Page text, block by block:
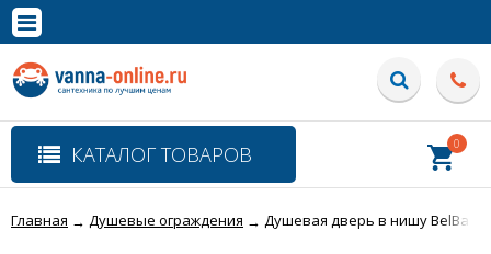
Полная версия сайта
КАТАЛОГ ТОВАРОВ 0
Главная → Душевые ограждения → Душевая дверь в нишу BelBagno